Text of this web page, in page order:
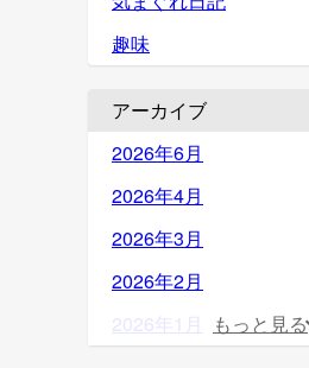
趣味
アーカイブ
2026年6月
2026年4月
2026年3月
2026年2月
2026年1月
もっと見る